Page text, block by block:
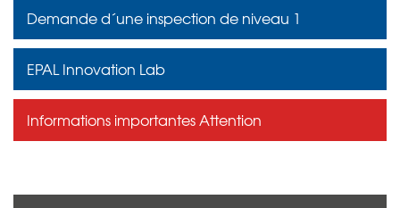
Demande d´une inspection de niveau 1
EPAL Innovation Lab
Informations importantes Attention